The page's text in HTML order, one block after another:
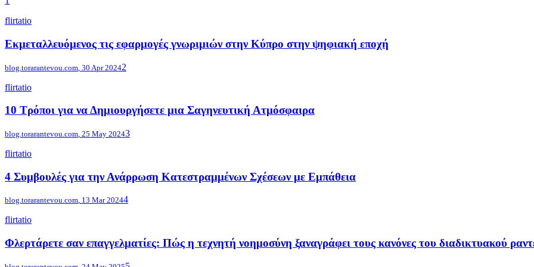
flirtatio
Εκμεταλλευόμενος τις εφαρμογές γνωριμιών στην Κύπρο στην ψηφιακή εποχή
blog.torarantevou.com 30 Apr 20242
flirtatio
10 Τρόποι για να Δημιουργήσετε μια Σαγηνευτική Ατμόσφαιρα
blog.torarantevou.com, 25 May 20243
flirtatio
4 Συμβουλές για την Ανάρρωση Κατεστραμμένων Σχέσεων με Εμπάθεια
blog.torarantevou.com, 13 Mar 20244
flirtatio
Φλερτάρετε σαν επαγγελματίες: Πώς η τεχνητή νοημοσύνη ξαναγράφει τους κανόνες του διαδικτυακού